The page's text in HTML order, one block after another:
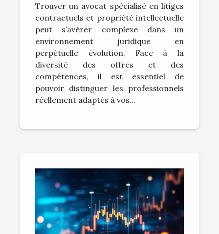
propriété intellectuelle
Trouver un avocat spécialisé en litiges
contractuels et propriété intellectuelle
peut s’avérer complexe dans un
environnement juridique en
perpétuelle évolution. Face à la
diversité des offres et des
compétences, il est essentiel de
pouvoir distinguer les professionnels
réellement adaptés à vos...